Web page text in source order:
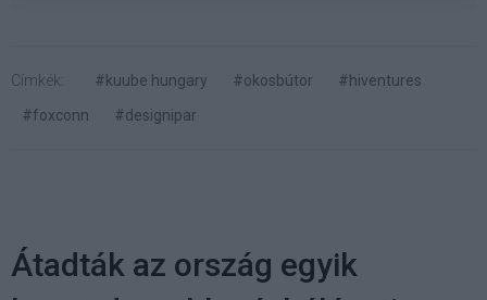
Címkék: #kuube hungary #okosbútor
#hiventures
#foxconn
#designipar
Átadták az ország egyik